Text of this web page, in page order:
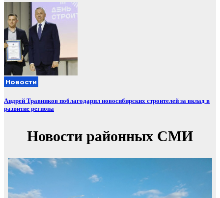
Новости
Андрей Травников поблагодарил новосибирских строителей за вклад в
развитие региона